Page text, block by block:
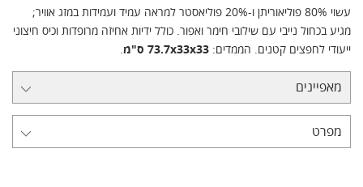
עשוי 80% פוליאוריתן ו‑20% פוליאסטר למראה עמיד ועמידות במזג אוויר;
מגיע בכחול נייבי עם שילובי חימר ואפור. כולל ידיות אחיזה מרופדות וכיס חיצוני
ייעודי לחפצים קטנים. הממדים: 73.7x33x33 ס"מ
מאפיינים
מפרט